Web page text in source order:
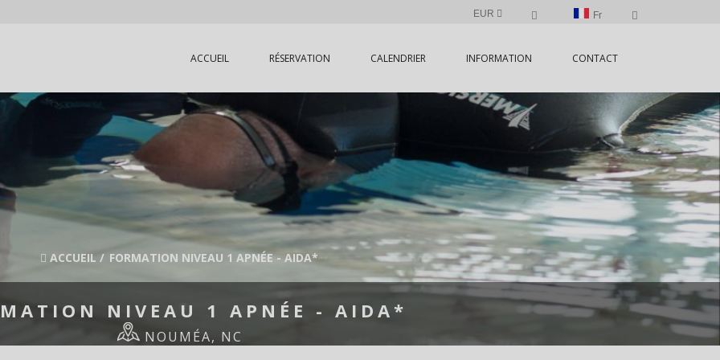
Fr
EUR
ACCUEIL RÉSERVATION CALENDRIER INFORMATION CONTACT
ACCUEIL / FORMATION NIVEAU 1 APNÉE - AIDA*
NIVEAU 1 APNÉE - AIDA*
NOUMÉA, NC